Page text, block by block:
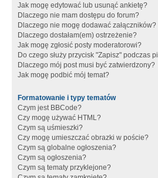
Jak mogę edytować lub usunąć ankietę?
Dlaczego nie mam dostępu do forum?
Dlaczego nie mogę dodawać załączników?
Dlaczego dostałam(em) ostrzeżenie?
Jak mogę zgłosić posty moderatorowi?
Do czego służy przycisk "Zapisz" podczas
Dlaczego mój post musi być zatwierdzony?
Jak mogę podbić mój temat?
Formatowanie i typy tematów
Czym jest BBCode?
Czy mogę używać HTML?
Czym są uśmieszki?
Czy mogę umieszczać obrazki w poście?
Czym są globalne ogłoszenia?
Czym są ogłoszenia?
Czym są tematy przyklejone?